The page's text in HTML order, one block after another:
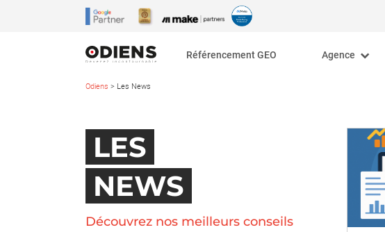
Référencement GEO
Agence
Agence digitale
Agence
Odiens > Les News
LES
NEWS
Découvrez nos meilleurs conseils